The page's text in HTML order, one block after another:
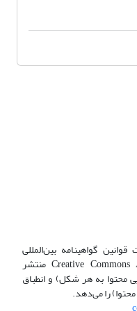
گواهینامه بین‌المللی
Creative Commons Attribution 4.0 International License منتشر
محتوا به هر شکل) و انطباق
را می‌دهد.